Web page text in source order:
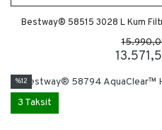
Bestway® 58515 3028 L Kum
%12
3 Taksit